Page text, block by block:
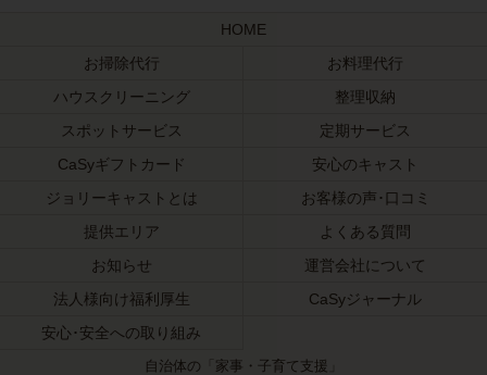
HOME
お掃除代行
お料理代行
ハウスクリーニング
整理収納
スポットサービス
定期サービス
CaSyギフトカード
安心のキャスト
ジョリーキャストとは
お客様の声･口コミ
提供エリア
よくある質問
お知らせ
運営会社について
法人様向け福利厚生
CaSyジャーナル
安心･安全への取り組み
自治体の「家事・子育て支援」